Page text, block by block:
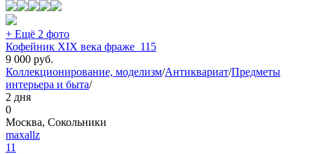
+ Ещё 2 фото
Кофейник XIX века фраже_115
9 000 руб.
Коллекционирование, моделизм/Антиквариат/Предметы
интерьера и быта/
2 дня
0
Москва, Сокольники
maxallz
11